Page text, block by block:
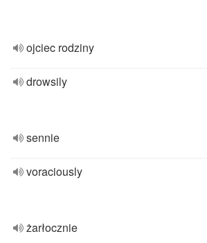
ojciec rodziny
drowsily
sennie
voraciously
żarłocznie